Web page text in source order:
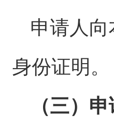
申请人
身份证明。
（三）